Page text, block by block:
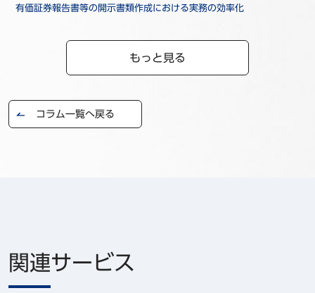
有価証券報告書等の開示書類作成における実務の効率化
もっと見る
コラム一覧へ戻る
関連サービス